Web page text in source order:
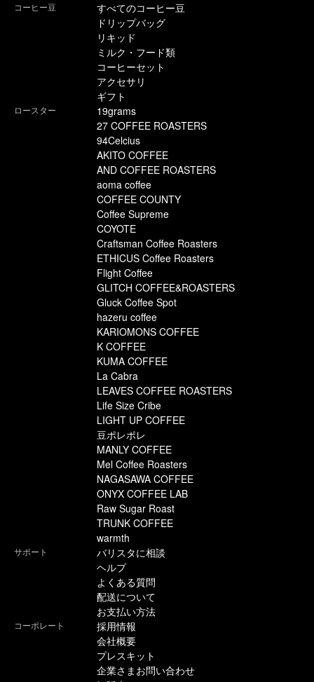
コーヒー豆
すべてのコーヒー豆
ドリップバッグ
リキッド
ミルク・フード類
コーヒーセット
アクセサリ
ギフト
ロースター
19grams
27 COFFEE ROASTERS
94Celcius
AKITO COFFEE
AND COFFEE ROASTERS
aoma coffee
COFFEE COUNTY
Coffee Supreme
COYOTE
Craftsman Coffee Roasters
ETHICUS Coffee Roasters
Flight Coffee
GLITCH COFFEE&ROASTERS
Gluck Coffee Spot
hazeru coffee
KARIOMONS COFFEE
K COFFEE
KUMA COFFEE
La Cabra
LEAVES COFFEE ROASTERS
Life Size Cribe
LIGHT UP COFFEE
豆ポレポレ
MANLY COFFEE
Mel Coffee Roasters
NAGASAWA COFFEE
ONYX COFFEE LAB
Raw Sugar Roast
TRUNK COFFEE
warmth
サポート
バリスタに相談
ヘルプ
よくある質問
配送について
お支払い方法
コーポレート
採用情報
会社概要
プレスキット
企業さまお問い合わせ